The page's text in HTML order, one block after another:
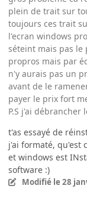
plein de trait sur
toujours ces trait
l'ecran windows
séteint mais pas le
propros mais par
n'y aurais pas un
avant de le
payer le prix fort
P.S j'ai débrancher
t'as essayé de
j'ai formaté, qu'est
et windows est
software :)
Modifié le 28